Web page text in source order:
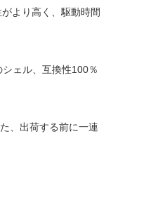
より高く、駆動時間
ェル、互換性100％
、出荷する前に一連